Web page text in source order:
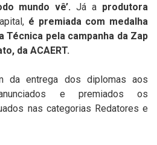
mundo vê’. Já a produtora
é premiada com medalha
Técnica pela campanha da Zap
da ACAERT.
da entrega dos diplomas aos
e premiados os
nas categorias Redatores e